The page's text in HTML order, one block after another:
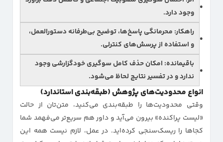
وجود دارد.
راهکار: محرمانگی پاسخ‌ها، توضیح بی‌طرفانه دستورالعمل،
و استفاده از پرسش‌های کنترلی.
باقیمانده: امکان حذف کامل سوگیری خودگزارشی وجود
ندارد و در تفسیر نتایج لحاظ می‌شود.
انواع محدودیت‌های پژوهش (طبقه‌بندی استاندارد)
وقتی محدودیت‌ها را طبقه‌بندی می‌کنید، متن‌تان از حالت
«لیست پراکنده» بیرون می‌آید و داور هم سریع‌تر می‌فهمد شما
کجاها را ریسک‌سنجی کرده‌اید. در عمل، لازم نیست همه این